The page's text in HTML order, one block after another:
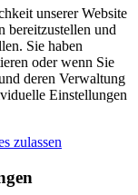
unserer Website
bereitzustellen und
Sie haben
oder wenn Sie
deren Verwaltung
Einstellungen
zulassen